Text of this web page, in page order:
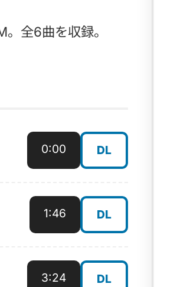
全6曲を収録。
0:00 DL
1:46 DL
3:24 DL